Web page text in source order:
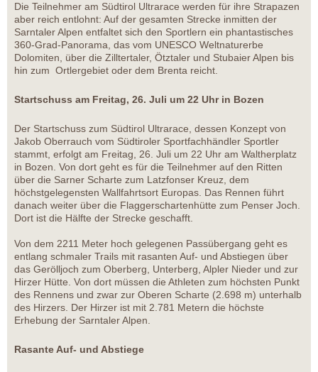
Die Teilnehmer am Südtirol Ultrarace werden für ihre Strapazen
aber reich entlohnt: Auf der gesamten Strecke inmitten der
Sarntaler Alpen entfaltet sich den Sportlern ein phantastisches
360-Grad-Panorama, das vom UNESCO Weltnaturerbe
Dolomiten, über die Zilltertaler, Ötztaler und Stubaier Alpen bis
hin zum Ortlergebiet oder dem Brenta reicht.
Startschuss am Freitag, 26. Juli um 22 Uhr in Bozen
Der Startschuss zum Südtirol Ultrarace, dessen Konzept von
Jakob Oberrauch vom Südtiroler Sportfachhändler Sportler
stammt, erfolgt am Freitag, 26. Juli um 22 Uhr am Waltherplatz
in Bozen. Von dort geht es für die Teilnehmer auf den Ritten
über die Sarner Scharte zum Latzfonser Kreuz, dem
höchstgelegensten Wallfahrtsort Europas. Das Rennen führt
danach weiter über die Flaggerschartenhütte zum Penser Joch.
Dort ist die Hälfte der Strecke geschafft.
Von dem 2211 Meter hoch gelegenen Passübergang geht es
entlang schmaler Trails mit rasanten Auf- und Abstiegen über
das Gerölljoch zum Oberberg, Unterberg, Alpler Nieder und zur
Hirzer Hütte. Von dort müssen die Athleten zum höchsten Punkt
des Rennens und zwar zur Oberen Scharte (2.698 m) unterhalb
des Hirzers. Der Hirzer ist mit 2.781 Metern die höchste
Erhebung der Sarntaler Alpen.
Rasante Auf- und Abstiege